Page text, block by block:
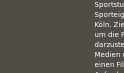
Köln.
um die
Medien
einen